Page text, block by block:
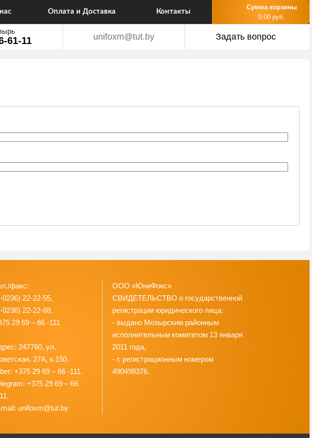
Оплата и Доставка Контакты
Сумма корзины
0,00 руб.
61-11 unifoxm@tut.by Задать вопрос
факс:
0236) 22-22-55,
0236) 22-22-88,
29 69 – 66 -111
247760, ул.
27А, к.150.
+375 29 69 – 66 -111.
+375 29 69 – 66
unifoxm@tut.by
ООО «ЮниФокс»
СВИДЕТЕЛЬСТВО о государственной
регистрации юридического лица:
- выдано Мозырским районным
исполнительным комитетом 13 января
2011 года,
- с регистрационным номером
490498376.